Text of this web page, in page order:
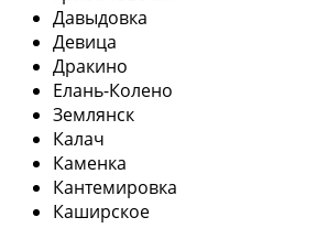
Давыдовка
Девица
Дракино
Елань-Колено
Землянск
Калач
Каменка
Кантемировка
Каширское